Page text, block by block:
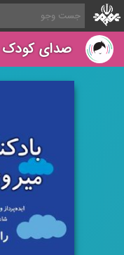
صدای کودک